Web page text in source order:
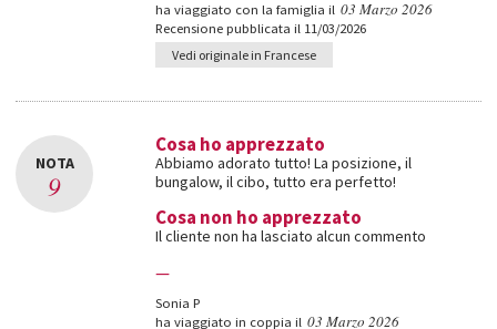
ha viaggiato con la famiglia il 03 Marzo 2026
Recensione pubblicata il 11/03/2026
Vedi originale in Francese
NOTA
9
Cosa ho apprezzato
Abbiamo adorato tutto! La posizione, il
bungalow, il cibo, tutto era perfetto!
Cosa non ho apprezzato
Il cliente non ha lasciato alcun commento
—
Sonia P
ha viaggiato in coppia il 03 Marzo 2026